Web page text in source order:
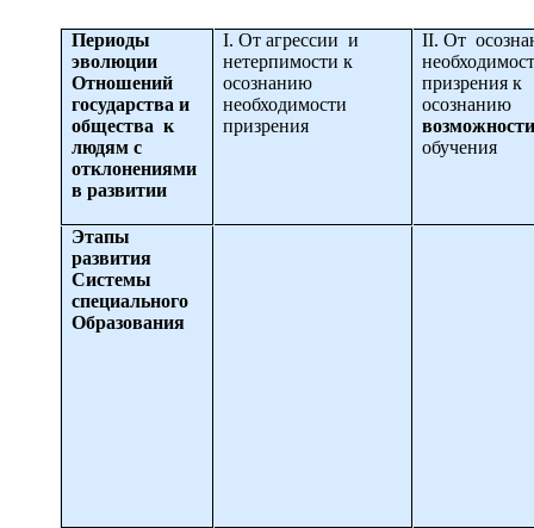
Периоды
эволюции
Отношений
государства и
общества к
людям с
отклонениями
в развитии
I. От агрессии и
нетерпимости к
осознанию
необходимости
призрения
II. От
призрения к
осознанию
обучения
Этапы
развития
Системы
специального
Образования